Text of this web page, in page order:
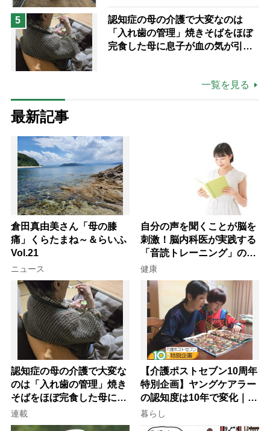
5
認知症の母の介護で大変なのは
「入れ歯の管理」焼きそばをほぼ
完食した母に息子が血の気が引い
一覧を見る
最新記事
倉田真由美さん「母の膝
痛」くらたまね～＆らいふ
Vol.21
ニュース
自分の声を聞くことが脳を
刺激！脳内科医が実践する
「音読トレーニング」の極
意
健康
認知症の母の介護で大変な
のは「入れ歯の管理」焼き
そばをほぼ完食した母に息
子が血の気が引いた理由
連載
【介護ポストセブン10周年
特別企画】ヤングケアラー
の認知度は10年で変化｜流
行語大賞にノミネート、法
律にも明記されたが果たし
暮らし